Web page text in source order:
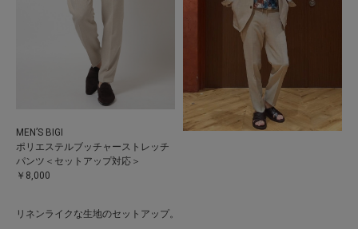
MEN’S BIGI
ポリエステルブッチャーストレッチ
パンツ＜セットアップ対応＞
￥8,000
リネンライクな生地のセットアップ。